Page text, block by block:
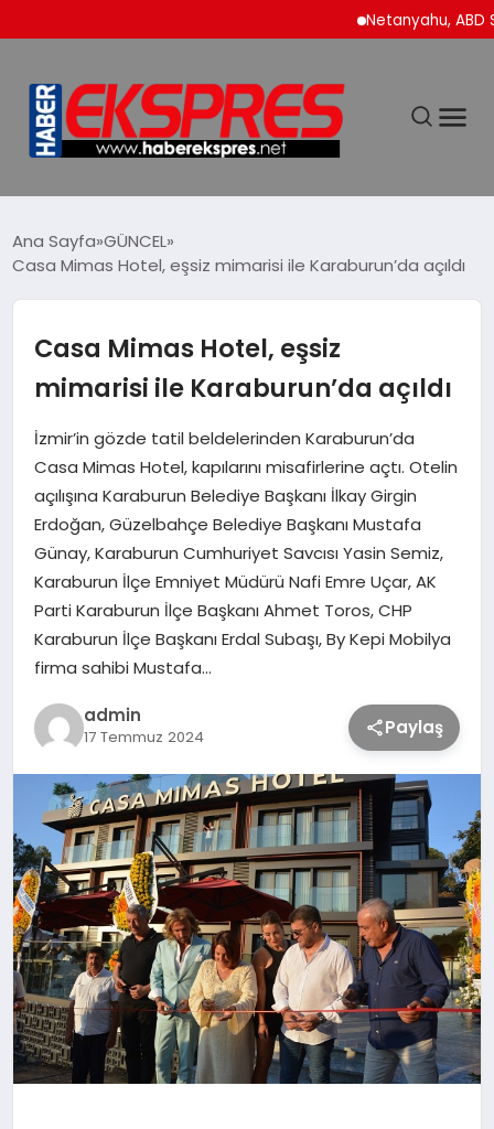
Netanyahu, ABD
SİYASET
SPOR
YAŞAM
TEKNOLOJİ
SAĞLIK
EĞİTİM
Ana Sayfa GÜNCEL
Casa Mimas Hotel, eşsiz mimarisi ile Karaburun’da açıldı
Casa Mimas Hotel, eşsiz
mimarisi ile Karaburun’da açıldı
İzmir’in gözde tatil beldelerinden Karaburun’da
Casa Mimas Hotel, kapılarını misafirlerine açtı. Otelin
açılışına Karaburun Belediye Başkanı İlkay Girgin
Erdoğan, Güzelbahçe Belediye Başkanı Mustafa
Günay, Karaburun Cumhuriyet Savcısı Yasin Semiz,
Karaburun İlçe Emniyet Müdürü Nafi Emre Uçar, AK
Parti Karaburun İlçe Başkanı Ahmet Toros, CHP
Karaburun İlçe Başkanı Erdal Subaşı, By Kepi Mobilya
firma sahibi Mustafa…
admin
17 Temmuz 2024 Paylaş